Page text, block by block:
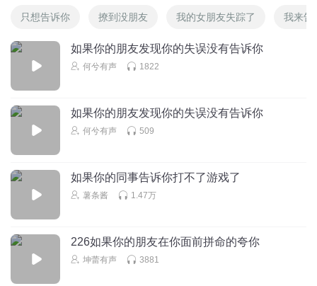
只想告诉你 撩到没朋友 我的女朋友失踪了 我来告
如果你的朋友发现你的失误没有告诉你
何兮有声 1822
如果你的朋友发现你的失误没有告诉你
何兮有声 509
如果你的同事告诉你打不了游戏了
薯条酱 1.47万
226如果你的朋友在你面前拼命的夸你
坤蕾有声 3881